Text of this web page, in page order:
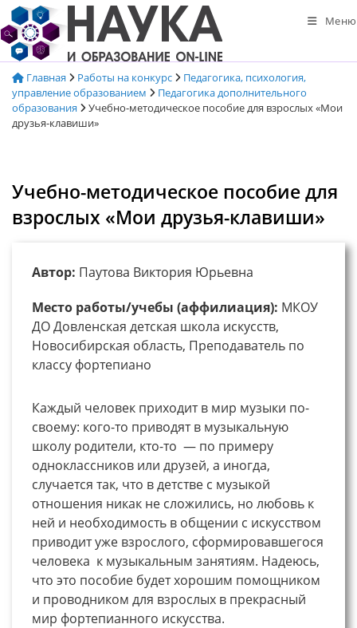
Перейти
к
содержимому
Меню
Главная Работы на конкурс
Педагогика, психология,
управление образованием
Педагогика дополнительного
образования
Учебно-методическое пособие для взрослых «Мои
друзья-клавиши»
Учебно-методическое пособие для
взрослых «Мои друзья-клавиши»
Автор: Паутова Виктория Юрьевна
Место работы/учебы (аффилиация): МКОУ
ДО Довленская детская школа искусств,
Новосибирская область, Преподаватель по
классу фортепиано
Каждый человек приходит в мир музыки по-
своему: кого-то приводят в музыкальную
школу родители, кто-то — по примеру
одноклассников или друзей, а иногда,
случается так, что в детстве с музыкой
отношения никак не сложились, но любовь к
ней и необходимость в общении с искусством
приводит уже взрослого, сформировавшегося
человека к музыкальным занятиям. Надеюсь,
что это пособие будет хорошим помощником
и проводником для взрослых в прекрасный
мир фортепианного искусства.